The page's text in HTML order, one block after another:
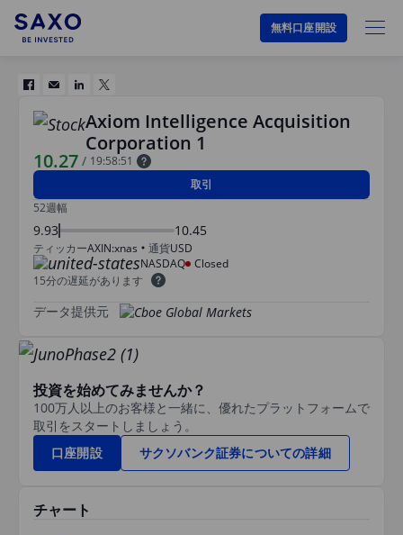
無料口座開設
Axiom Intelligence Acquisition
Corporation 1
10.27 / 19:58:51
取引
52週幅
9.93 10.45
ティッカーAXIN:xnas 通貨USD
NASDAQ Closed
15分の遅延があります
データ提供元
投資を始めてみませんか？
100万人以上のお客様と一緒に、優れたプラットフォームで
取引をスタートしましょう。
口座開設
サクソバンク証券についての詳細
チャート